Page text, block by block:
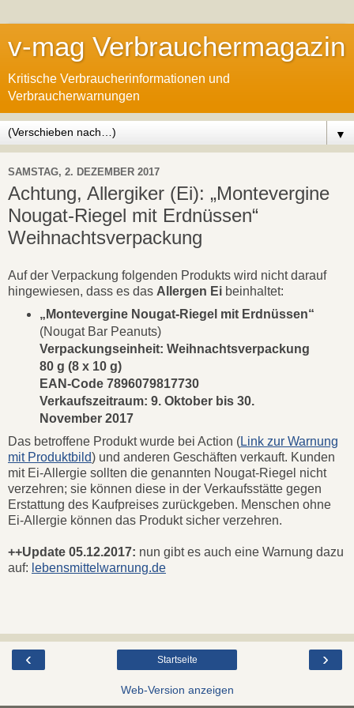
v-mag Verbrauchermagazin
Kritische Verbraucherinformationen und
Verbraucherwarnungen
▼
SAMSTAG, 2. DEZEMBER 2017
Achtung, Allergiker (Ei): „Montevergine
Nougat-Riegel mit Erdnüssen“
Weihnachtsverpackung
Auf der Verpackung folgenden Produkts wird nicht darauf
hingewiesen, dass es das Allergen Ei beinhaltet:
„Montevergine Nougat-Riegel mit Erdnüssen“
(Nougat Bar Peanuts)
Verpackungseinheit: Weihnachtsverpackung
80 g (8 x 10 g)
EAN-Code 7896079817730
Verkaufszeitraum: 9. Oktober bis 30.
November 2017
Das betroffene Produkt wurde bei Action (Link zur Warnung
mit Produktbild) und anderen Geschäften verkauft. Kunden
mit Ei-Allergie sollten die genannten Nougat-Riegel nicht
verzehren; sie können diese in der Verkaufsstätte gegen
Erstattung des Kaufpreises zurückgeben. Menschen ohne
Ei-Allergie können das Produkt sicher verzehren.
++Update 05.12.2017: nun gibt es auch eine Warnung dazu
auf: lebensmittelwarnung.de
‹ ›
Startseite
Web-Version anzeigen